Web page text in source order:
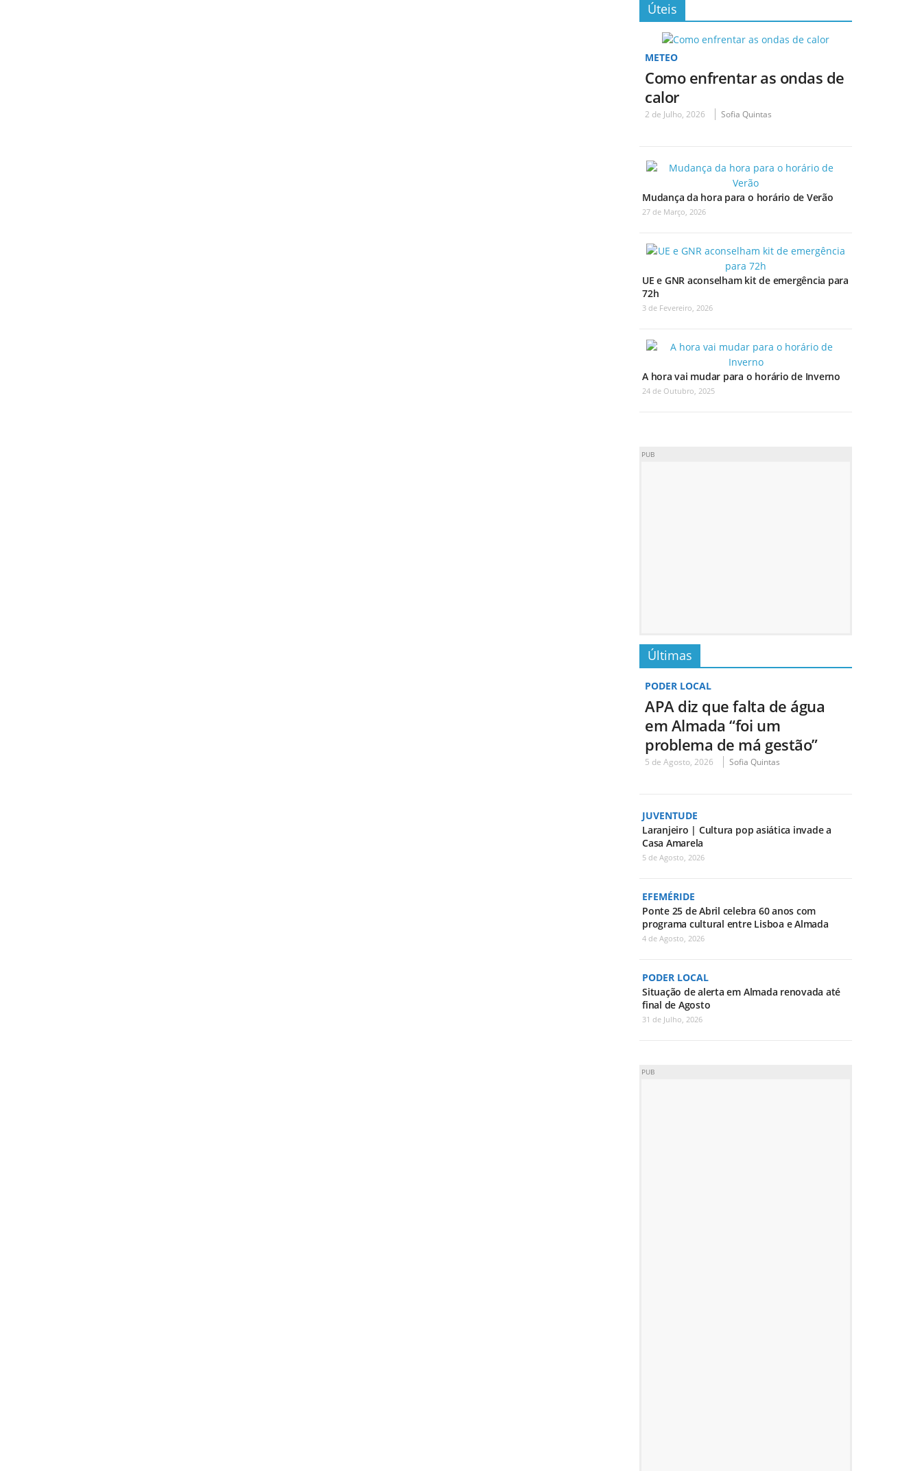
Úteis
METEO
Como enfrentar as ondas de
calor
2 de Julho, 2026 Sofia Quintas
Mudança da hora para o horário de Verão
27 de Março, 2026
UE e GNR aconselham kit de emergência para
72h
3 de Fevereiro, 2026
A hora vai mudar para o horário de Inverno
24 de Outubro, 2025
PUB
Últimas
PODER LOCAL
APA diz que falta de água
em Almada “foi um
problema de má gestão”
5 de Agosto, 2026 Sofia Quintas
JUVENTUDE
Laranjeiro | Cultura pop asiática invade a
Casa Amarela
5 de Agosto, 2026
EFEMÉRIDE
Ponte 25 de Abril celebra 60 anos com
programa cultural entre Lisboa e Almada
4 de Agosto, 2026
PODER LOCAL
Situação de alerta em Almada renovada até
final de Agosto
31 de Julho, 2026
PUB